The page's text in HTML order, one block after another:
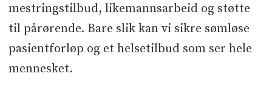
mestringstilbud, likemannsarbeid og støtte
til pårørende. Bare slik kan vi sikre sømløse
pasientforløp og et helsetilbud som ser hele
mennesket.